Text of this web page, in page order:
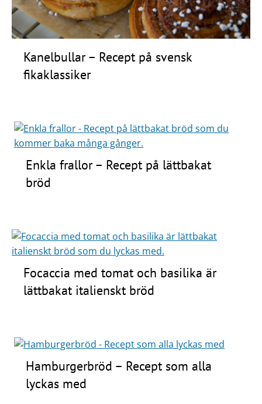
Kanelbullar – Recept på svensk
fikaklassiker
Enkla frallor – Recept på lättbakat
bröd
Focaccia med tomat och basilika är
lättbakat italienskt bröd
Hamburgerbröd – Recept som alla
lyckas med